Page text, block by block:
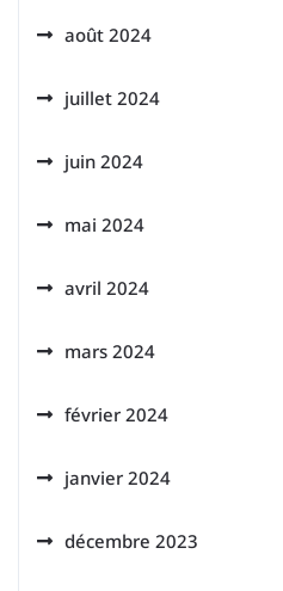
août 2024
juillet 2024
juin 2024
mai 2024
avril 2024
mars 2024
février 2024
janvier 2024
décembre 2023